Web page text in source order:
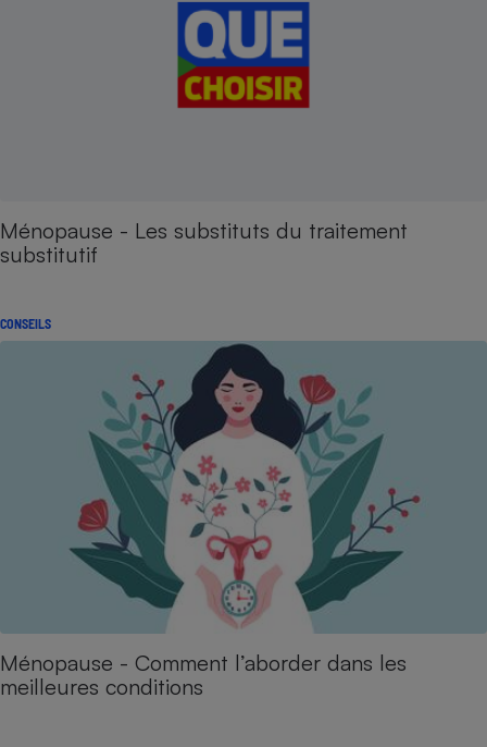
Ménopause - Les substituts du traitement
substitutif
CONSEILS
Ménopause - Comment l’aborder dans les
meilleures conditions